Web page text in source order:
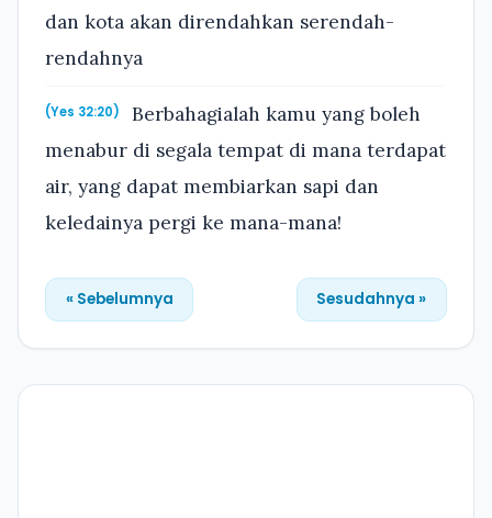
dan kota akan direndahkan serendah-
rendahnya
(Yes 32:20)
Berbahagialah kamu yang boleh
menabur di segala tempat di mana terdapat
air, yang dapat membiarkan sapi dan
keledainya pergi ke mana-mana!
« Sebelumnya Sesudahnya »